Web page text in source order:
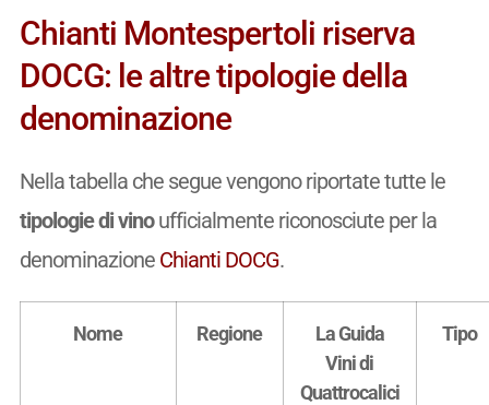
Chianti Montespertoli riserva
DOCG: le altre tipologie della
denominazione
Nella tabella che segue vengono riportate tutte le
tipologie di vinoufficialmente riconosciute per la
denominazione Chianti DOCG.
Nome Regione
La Guida
Vini di
Quattrocalici
Tipo